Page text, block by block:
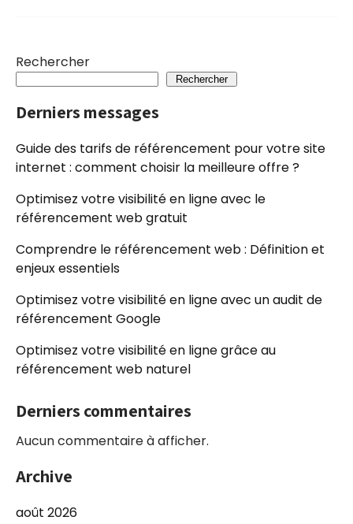
Rechercher
Rechercher
Derniers messages
Guide des tarifs de référencement pour votre site
internet : comment choisir la meilleure offre ?
Optimisez votre visibilité en ligne avec le
référencement web gratuit
Comprendre le référencement web : Définition et
enjeux essentiels
Optimisez votre visibilité en ligne avec un audit de
référencement Google
Optimisez votre visibilité en ligne grâce au
référencement web naturel
Derniers commentaires
Aucun commentaire à afficher.
Archive
août 2026